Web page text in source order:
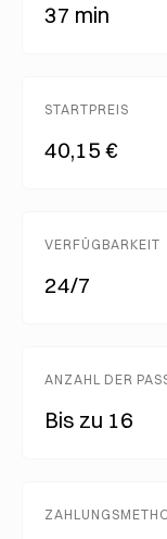
37 min
STARTPREIS
40,15 €
VERFÜGBARKEIT
24/7
ANZAHL DER
Bis zu 16